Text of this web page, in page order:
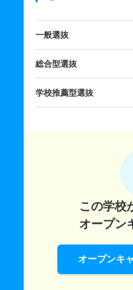
一般選抜
総合型選抜
学校推薦型選抜
この学校
オープン
オープンキ